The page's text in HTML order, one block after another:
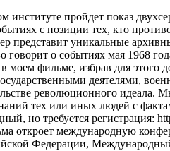
институте пройдет показ
с позиции тех, кто
представит уникальные
о событиях мая 1968
в моем фильме, избрав для
деятелями,
революционного идеала.
тех или иных людей с
но требуется регистрация:
откроет международную
Федерации,